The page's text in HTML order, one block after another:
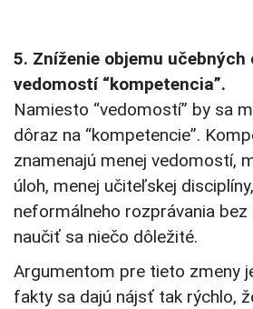
5. Zníženie objemu učebných
vedomostí “kompetencia”.
Namiesto “vedomostí” by sa
dôraz na “kompetencie”.
znamenajú menej vedomostí,
úloh, menej učiteľskej
neformálneho rozprávania
naučiť sa niečo dôležité.
Argumentom pre tieto zmeny
fakty sa dajú nájsť tak rýchlo,